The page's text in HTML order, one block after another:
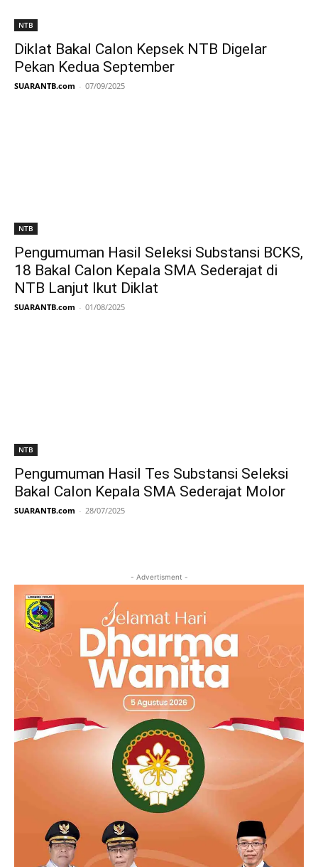
NTB
Diklat Bakal Calon Kepsek NTB Digelar
Pekan Kedua September
SUARANTB.com - 07/09/2025
NTB
Pengumuman Hasil Seleksi Substansi BCKS,
18 Bakal Calon Kepala SMA Sederajat di
NTB Lanjut Ikut Diklat
SUARANTB.com - 01/08/2025
NTB
Pengumuman Hasil Tes Substansi Seleksi
Bakal Calon Kepala SMA Sederajat Molor
SUARANTB.com - 28/07/2025
- Advertisment -